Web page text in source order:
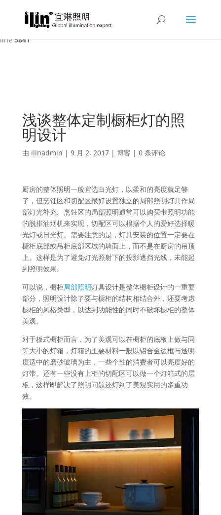
Warning : A non-numeric value encountered in
/var/www/html/ilin/wp-content/themes/Divi/functions.php
line5841
浅谈整体定制橱柜灯的照
明设计
由 ilinadmin | 9 月 2, 2017| 博客 | 0 条评论
厨房的整体照明一般宜选白光灯，以柔和的亮度就足够
了，但烹饪区和切配区最好设置独立的局部照明灯具作局
部灯光补充。烹饪区的局部照明通常可以购买带照明功能
的脱排油烟机来实现，切配区可以根据个人的爱好选择暖
光灯或日光灯。需要注意的是，灯具安装的位置一定要在
橱柜底部或吊柜底部区域的墙面上，而不是在厨房的吊顶
上。这样是为了避免灯光照射下的投影遮挡光线，未能起
到照明效果。
可以说，橱柜局部照明灯具设计是整体橱柜设计的一重要
部分，照明设计除了要与橱柜的结构相结合外，还要考虑
橱柜的风格类型，以达到功能性的同时不破坏橱柜的整体
美观。
对于板式橱柜而言，为了美观可以在橱柜的底板上做与同
等大小的灯箱，灯箱的主要材料一般以铝合金边框与透明
度适中的磨砂玻璃为主，一些个性的消费者可以亮度好的
灯带。还有一些没有上柜的切配区可以做一个灯箱式的层
板，这样即解决了照明问题还灯到了美观实用的多重功
效。